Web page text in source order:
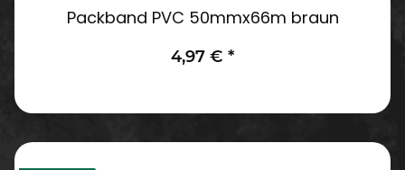
Packband PVC 50mmx66m braun
4,97 € *